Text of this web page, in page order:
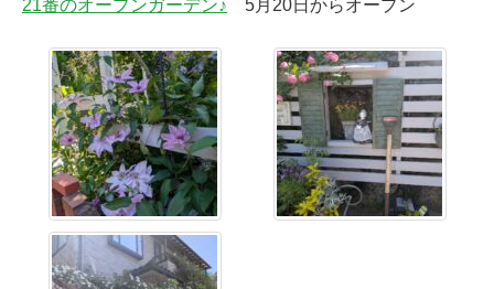
21番のオープンガーデン♪ 5月20日からオープン